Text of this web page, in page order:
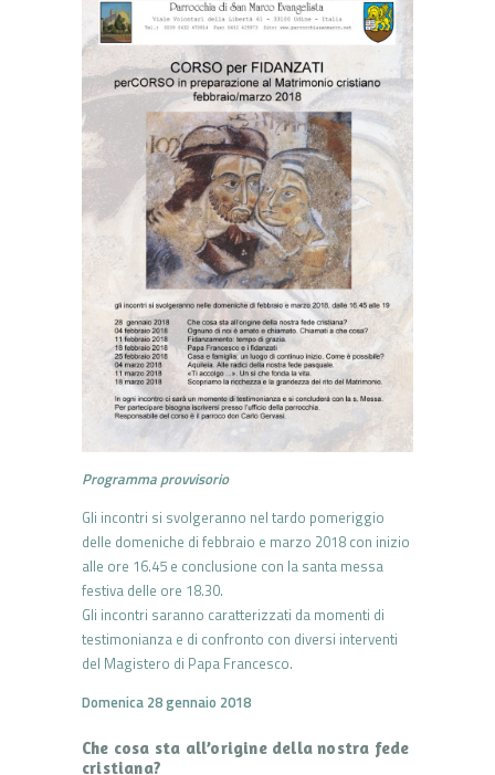
Programma provvisorio
Gli incontri si svolgeranno nel tardo pomeriggio
delle domeniche di febbraio e marzo 2018 con inizio
alle ore 16.45 e conclusione con la santa messa
festiva delle ore 18.30.
Gli incontri saranno caratterizzati da momenti di
testimonianza e di confronto con diversi interventi
del Magistero di Papa Francesco.
Domenica 28 gennaio 2018
Che cosa sta all’origine della nostra fede
cristiana?